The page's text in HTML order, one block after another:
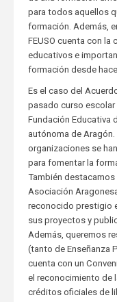
para todos aquellos
formación. Además,
FEUSO cuenta con
educativos e
formación desde
Es el caso del
pasado curso escolar
Fundación Educativa
autónoma de
organizaciones se
para fomentar la
También
Asociación
reconocido prestigio
sus proyectos y
Además, queremos
(tanto de Enseñanza
cuenta con un
el reconocimiento de
créditos oficiales de